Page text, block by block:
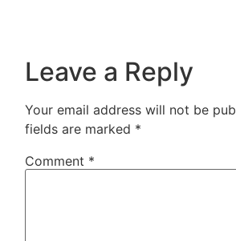
Leave a Reply
Your email address will not be
fields are marked *
Comment *